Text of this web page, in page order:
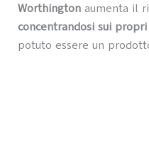
Worthingtonaumenta il
concentrandosi sui
potuto essere un